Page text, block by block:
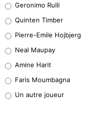
32%
5%
1%
9%
Geronimo Rulli
Quinten Timber
Pierre-Emile Hojbjerg
Neal Maupay
Amine Harit
Faris Moumbagna
Un autre joueur